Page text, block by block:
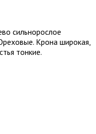
сильнорослое
Крона широкая,
тонкие.